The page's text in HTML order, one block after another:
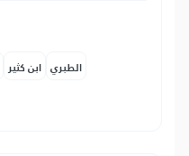
ابن كثير الطبري